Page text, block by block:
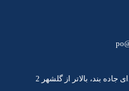
جاده بند، بالاتر از گلشهر 2